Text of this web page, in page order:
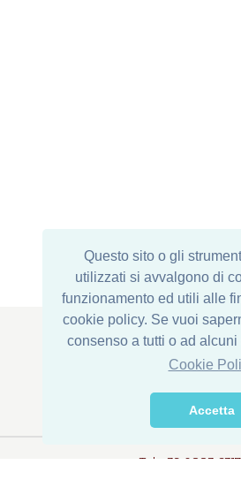
Questo sito o gli
utilizzati si avvalgono di
funzionamento ed utili alle
cookie policy. Se vuoi
consenso a tutti o ad
Cookie
Accetta
Registered Office : Via
Einrichtung: Via della
76015 Trinitapoli (BT) -
Tel. +39 0883